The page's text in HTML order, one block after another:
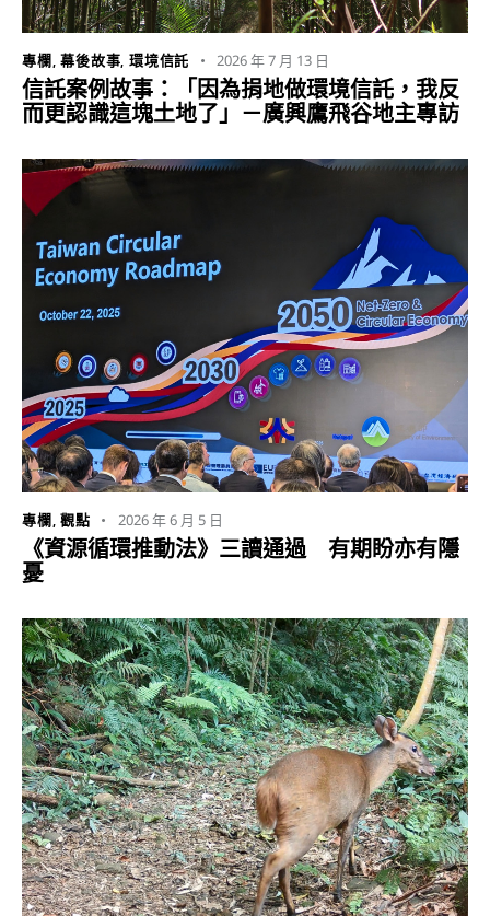
專欄,幕後故事,環境信託 2026 年 7 月 13 日
信託案例故事：「因為捐地做環境信託，我反
而更認識這塊土地了」－廣興鷹飛谷地主專訪
專欄 ,觀點 2026 年 6 月 5 日
《資源循環推動法》三讀通過 有期盼亦有隱
憂